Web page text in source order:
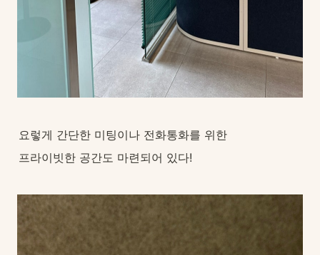
요렇게 간단한 미팅이나 전화통화를 위한
프라이빗한 공간도 마련되어 있다!